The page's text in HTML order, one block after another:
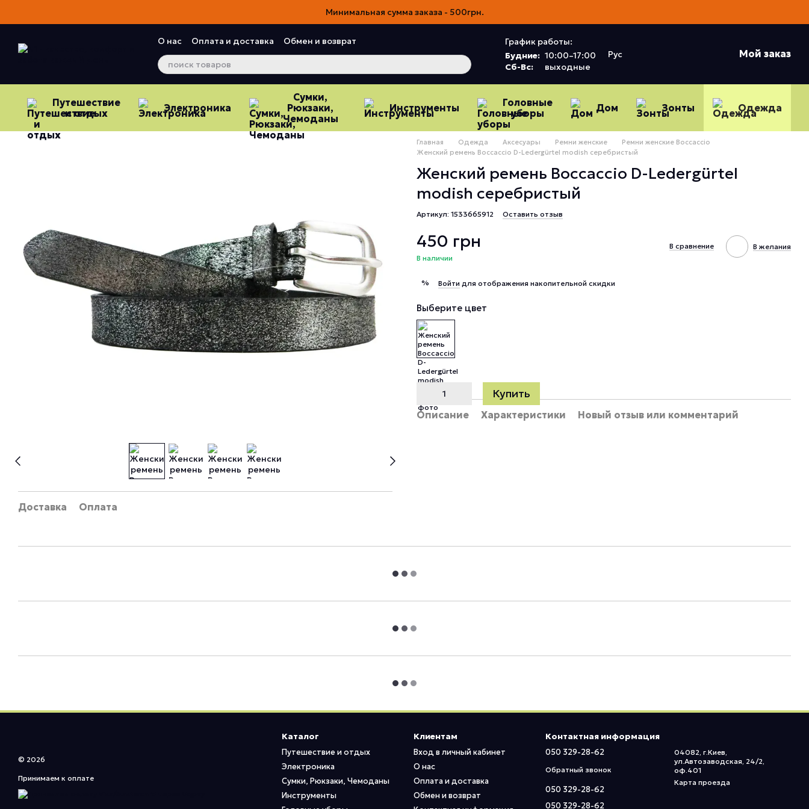
Минимальная сумма заказа - 500грн.
О нас Оплата и доставка
Обмен и возврат
Контактная информация
Пользовательское соглашение
Отзывы о магазине
График работы:
Будние: 10:00–17:00
Сб-Вс:
выходные
Рус Мой заказ
Путешествие
и отдых
Электроника
Сумки,
Рюкзаки,
Чемоданы
Инструменты
Головные
уборы
Дом Зонты Одежда
Доставка Оплата
Главная Одежда Аксесуары Ремни женские
Ремни женские Boccaccio
Женский ремень Boccaccio D-Ledergürtel modish серебристый
Женский ремень Boccaccio D-Ledergürtel
modish серебристый
Артикул: 1533665912 Оставить отзыв
450 грн
В наличии
В сравнение В желания
% Войти для отображения накопительной скидки
Выберите цвет
Купить
Описание Характеристики Новый отзыв или комментарий
© 2026
Принимаем к оплате
Каталог
Путешествие и отдых
Электроника
Сумки, Рюкзаки, Чемоданы
Инструменты
Клиентам
Вход в личный кабинет
О нас
Оплата и доставка
Обмен и возврат
Контактная информация
050 329-28-62
Обратный звонок
050 329-28-62
050 329-28-62
04082, г.Киев,
ул.Автозаводская, 24/2,
оф.401
Карта проезда